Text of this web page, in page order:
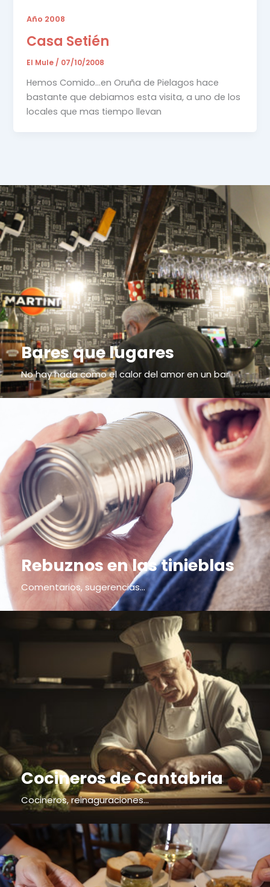
Año 2008
Casa Setién
El Mule/ 07/10/2008
Hemos Comido…en Oruña de Pielagos hace
bastante que debiamos esta visita, a uno de los
locales que mas tiempo llevan
Bares que lugares
No hay nada como el calor del amor en un bar
Rebuznos en las tinieblas
Comentarios, sugerencias...
Cocineros de Cantabria
Cocineros, reinaguraciones...